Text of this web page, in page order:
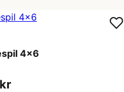
4x6